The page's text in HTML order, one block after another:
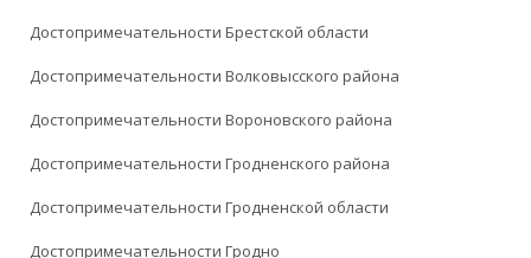
Достопримечательности Брестской области
Достопримечательности Волковысского района
Достопримечательности Вороновского района
Достопримечательности Гродненского района
Достопримечательности Гродненской области
Достопримечательности Гродно